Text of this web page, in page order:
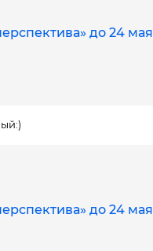
до 24 мая
до 24 мая